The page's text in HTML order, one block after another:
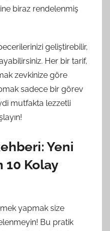
biraz rendelenmiş
geliştirebilir,
Her bir tarif,
zevkinize göre
sadece bir görev
mutfakta lezzetli
Yeni
10 Kolay
yapmak size
Bu pratik